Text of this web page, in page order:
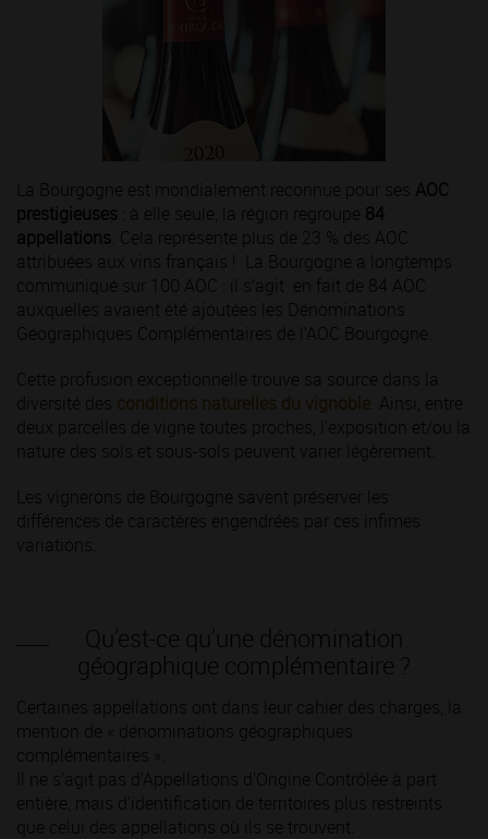
La Bourgogne est mondialement reconnue pour ses AOC
prestigieuses : à elle seule, la région regroupe 84
appellations . Cela représente plus de 23 % des AOC
attribuées aux vins français ! La Bourgogne a longtemps
communiqué sur 100 AOC : il s’agit en fait de 84 AOC
auxquelles avaient été ajoutées les Dénominations
Géographiques Complémentaires de l’AOC Bourgogne.
Cette profusion exceptionnelle trouve sa source dans la
diversité des conditions naturelles du vignoble . Ainsi, entre
deux parcelles de vigne toutes proches, l’exposition et/ou la
nature des sols et sous-sols peuvent varier légèrement.
Les vignerons de Bourgogne savent préserver les
différences de caractères engendrées par ces infimes
variations.
Qu’est-ce qu’une dénomination
géographique complémentaire ?
Certaines appellations ont dans leur cahier des charges, la
mention de « dénominations géographiques
complémentaires ».
Il ne s’agit pas d’Appellations d’Origine Contrôlée à part
entière, mais d’identification de territoires plus restreints
que celui des appellations où ils se trouvent.